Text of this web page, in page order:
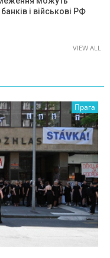
і військові РФ
VIEW ALL
Прага